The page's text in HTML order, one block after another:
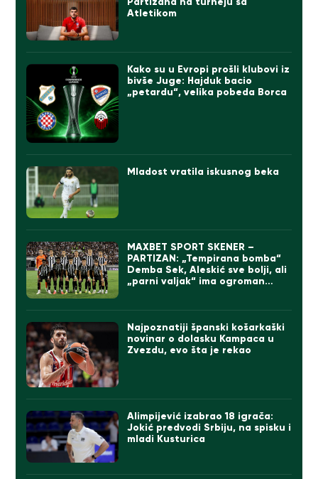
Atletikom
Kako su u Evropi prošli klubovi iz
bivše Juge: Hajduk bacio
„petardu“, velika pobeda Borca
Mladost vratila iskusnog beka
MAXBET SPORT SKENER –
PARTIZAN: „Tempirana bomba“
Demba Sek, Aleskić sve bolji, ali
„parni valjak“ ima ogroman
Najpoznatiji španski košarkaški
novinar o dolasku Kampaca u
Zvezdu, evo šta je rekao
Alimpijević izabrao 18 igrača:
Jokić predvodi Srbiju, na spisku i
mladi Kusturica